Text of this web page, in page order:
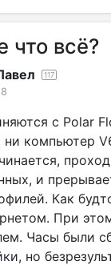
что всё?
117
с Polar
ни компьютер
и
Как
При
Часы были
но